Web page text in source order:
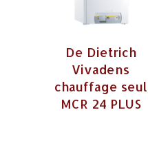
De Dietrich
Vivadens
chauffage seul
MCR 24 PLUS